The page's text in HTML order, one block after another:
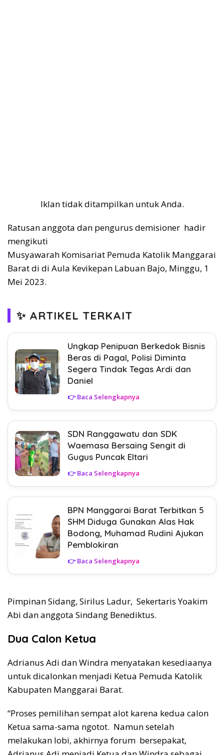
Iklan tidak ditampilkan untuk Anda.
Ratusan anggota dan pengurus demisioner hadir
mengikuti
Musyawarah Komisariat Pemuda Katolik Manggarai
Barat di di Aula Kevikepan Labuan Bajo, Minggu, 1
Mei 2023.
✨ ARTIKEL TERKAIT
Ungkap Penipuan Berkedok Bisnis
Beras di Pagal, Polisi Diminta
Segera Tindak Tegas Ardi dan
Daniel
👉 Baca Selengkapnya
SDN Ranggawatu dan SDK
Waemasa Bersaing Sengit di
Gugus Puncak Eltari
👉 Baca Selengkapnya
BPN Manggarai Barat Terbitkan 5
SHM Diduga Gunakan Alas Hak
Bodong, Muhamad Rudini Ajukan
Pemblokiran
👉 Baca Selengkapnya
Pimpinan Sidang, Sirilus Ladur, Sekertaris Yoakim
Abi dan anggota Sindang Benediktus.
Dua Calon Ketua
Adrianus Adi dan Windra menyatakan kesediaanya
untuk dicalonkan menjadi Ketua Pemuda Katolik
Kabupaten Manggarai Barat.
“Proses pemilihan sempat alot karena kedua calon
Ketua sama-sama ngotot. Namun setelah
melakukan lobi, akhirnya forum bersepakat,